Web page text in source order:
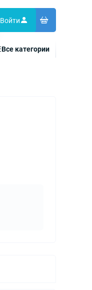
Войти
Все категории